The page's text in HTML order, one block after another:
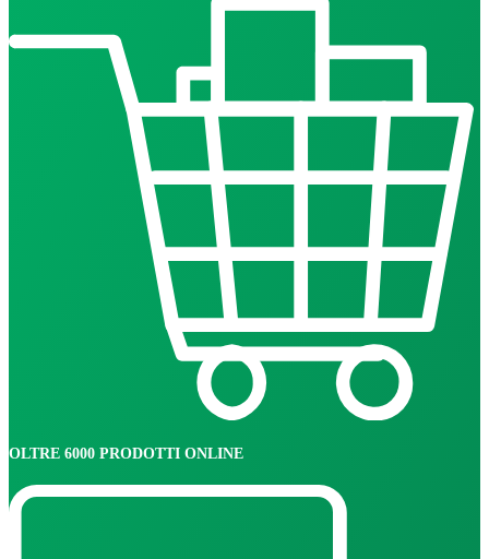
OLTRE 6000 PRODOTTI ONLINE